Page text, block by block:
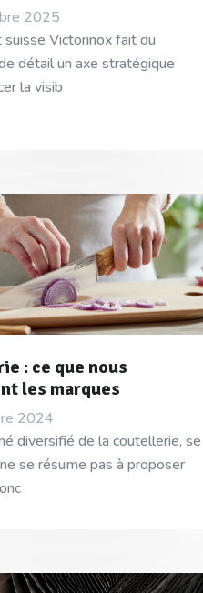
2025
suisse Victorinox fait du
détail un axe stratégique
la visib
: ce que nous
les marques
2024
diversifié de la coutellerie, se
se résume pas à proposer